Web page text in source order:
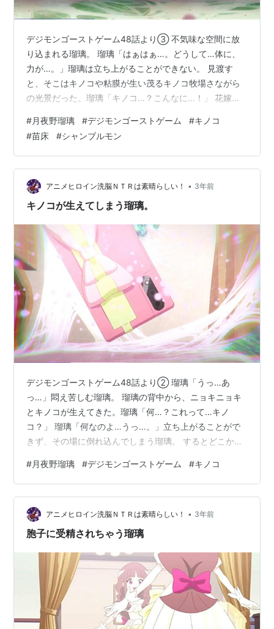
デジモンゴーストゲーム48話より③ 不気味な空間に放
り込まれる瑠璃。 瑠璃「はぁはぁ…。どうして…体に、
力が…。」瑠璃は立ち上がることができない。 見渡す
と、そこはキノコや粘膜が生い茂るキノコ牧場さながら
の光景だった。瑠璃「キノコ…？こんなに…！」 花嫁た
身キノコが生えた花嫁たちも監禁されていた。 瑠璃
「あ…あ…！」あまりの光景に驚愕する瑠璃。 その背後
から複数のシャンブルモンが現れる。シャンブルモン
「エッヒヒヒ。キノコ、大量大量。」瑠璃「あ！ああ
っ！」
#月夜野瑠璃 #デジモンゴーストゲーム #キノコ
#苗床 #シャンブルモン
アニメヒロイン洗脳ＮＴＲは素晴らしい！ • 3年前
キノコが生えてしまう瑠璃。
デジモンゴーストゲーム48話より② 瑠璃「うっ…あ
っ…」悶え苦しむ瑠璃。 瑠璃の背中から、ニョキニョキ
とキノコが生えてきた。瑠璃「何…？これって…キノ
コ？」 瑠璃「何なのよ…うっ…。」立ち上がることがで
きず、その場に倒れ込んでしまう瑠璃。 するとどこから
モンA「イーヒヒヒヒヒヒ！」シャンブルモンB「ウーヘ
ヘヘヘヘ！」 瑠璃「うっ…あっ！ううーっ！」瑠璃の体
ではグングンとキノコが成長する。 悶える瑠璃に、キノ
コ型の怪物が顔を近づける。瑠璃「うわっ！ひっ…うわ
あああぁーっ！」
#月夜野瑠璃 #デジモンゴーストゲーム #キノコ
アニメヒロイン洗脳ＮＴＲは素晴らしい！ • 3年前
胞子に受精されちゃう瑠璃